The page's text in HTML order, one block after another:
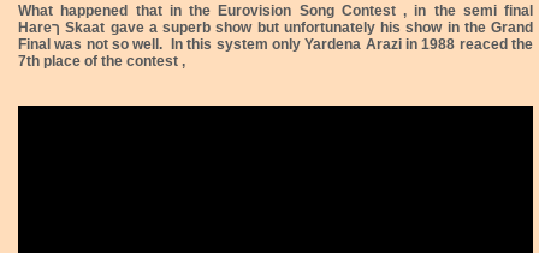
What happened that in the Eurovision Song Contest , in the semi final
Hareך Skaat gave a superb show but unfortunately his show in the Grand
Final was not so well. In this system only Yardena Arazi in 1988 reaced the
7th place of the contest ,